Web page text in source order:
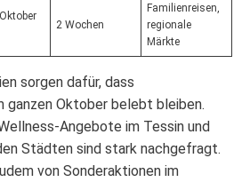
2 Wochen
Familienreisen,
regionale
Märkte
sorgen dafür, dass
ganzen Oktober belebt bleiben.
Angebote im Tessin und
Städten sind stark nachgefragt.
von Sonderaktionen im